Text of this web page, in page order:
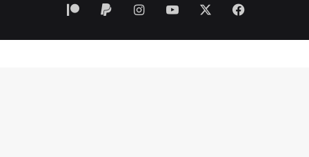
فيسبوك ‫YouTubeانستقرام
‏Paypal
‫Patreon